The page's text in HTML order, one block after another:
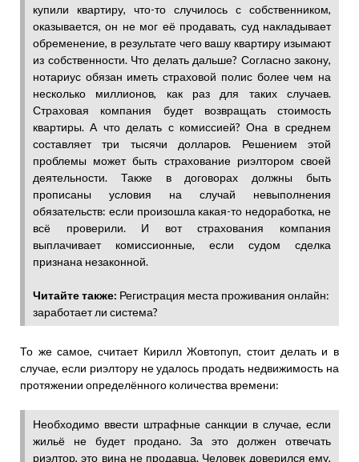
купили квартиру, что-то случилось с собственником,
оказывается, он не мог её продавать, суд накладывает
обременение, в результате чего вашу квартиру изымают
из собственности. Что делать дальше? Согласно закону,
нотариус обязан иметь страховой полис более чем на
несколько миллионов, как раз для таких случаев.
Страховая компания будет возвращать стоимость
квартиры. А что делать с комиссией? Она в среднем
составляет три тысячи долларов. Решением этой
проблемы может быть страхование риэлтором своей
деятельности. Также в договорах должны быть
прописаны условия на случай невыполнения
обязательств: если произошла какая-то недоработка, не
всё проверили. И вот страхования компания
выплачивает комиссионные, если судом сделка
признана незаконной.
Читайте также: Регистрация места проживания онлайн:
заработает ли система?
То же самое, считает Кирилл Жовтопуп, стоит делать и в
случае, если риэлтору не удалось продать недвижимость на
протяжении определённого количества времени:
Необходимо ввести штрафные санкции в случае, если
жильё не будет продано. За это должен отвечать
риэлтор, это вина не продавца. Человек доверился ему,